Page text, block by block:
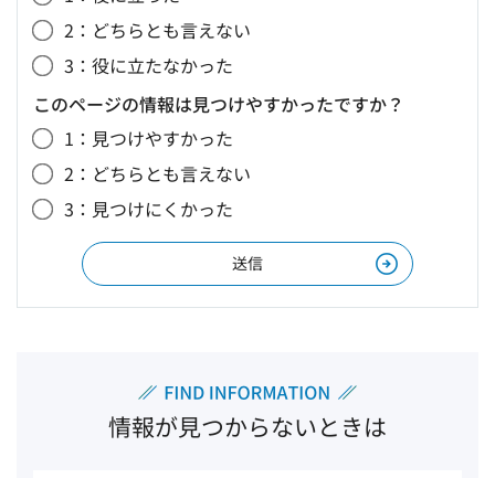
2：どちらとも言えない
3：役に立たなかった
このページの情報は見つけやすかったですか？
1：見つけやすかった
2：どちらとも言えない
3：見つけにくかった
情報が見つからないときは